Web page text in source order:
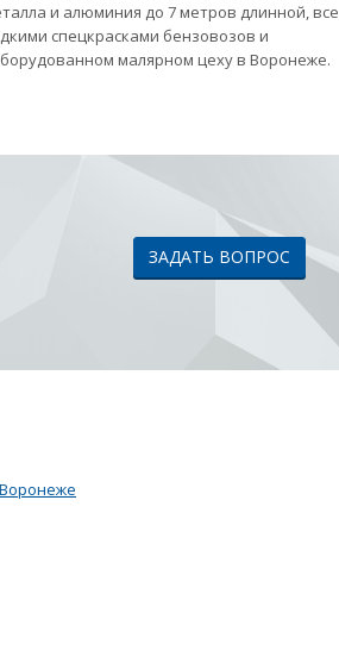
и алюминия до 7 метров длинной, все
спецкрасками бензовозов и
малярном цеху в Воронеже.
ЗАДАТЬ ВОПРОС